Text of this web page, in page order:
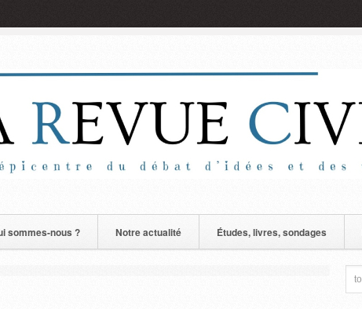
sommes-nous ? Notre actualité Études, livres, sondages